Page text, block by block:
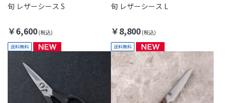
旬 レザーシース S
￥6,600
旬 レザーシース L
￥8,800